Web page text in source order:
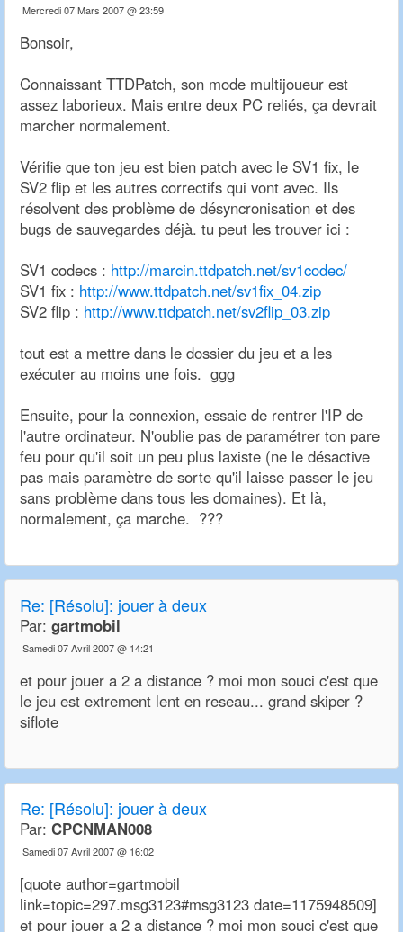
Mercredi 07 Mars 2007 @ 23:59
Bonsoir,
Connaissant TTDPatch, son mode multijoueur est
assez laborieux. Mais entre deux PC reliés, ça devrait
marcher normalement.
Vérifie que ton jeu est bien patch avec le SV1 fix, le
SV2 flip et les autres correctifs qui vont avec. Ils
résolvent des problème de désyncronisation et des
bugs de sauvegardes déjà. tu peut les trouver ici :
SV1 codecs : http://marcin.ttdpatch.net/sv1codec/
SV1 fix : http://www.ttdpatch.net/sv1fix_04.zip
SV2 flip : http://www.ttdpatch.net/sv2flip_03.zip
tout est a mettre dans le dossier du jeu et a les
exécuter au moins une fois. ggg
Ensuite, pour la connexion, essaie de rentrer l'IP de
l'autre ordinateur. N'oublie pas de paramétrer ton pare
feu pour qu'il soit un peu plus laxiste (ne le désactive
pas mais paramètre de sorte qu'il laisse passer le jeu
sans problème dans tous les domaines). Et là,
normalement, ça marche. ???
Re: [Résolu]: jouer à deux
Par: gartmobil
Samedi 07 Avril 2007 @ 14:21
et pour jouer a 2 a distance ? moi mon souci c'est que
le jeu est extrement lent en reseau... grand skiper ?
siflote
Re: [Résolu]: jouer à deux
Par: CPCNMAN008
Samedi 07 Avril 2007 @ 16:02
[quote author=gartmobil
link=topic=297.msg3123#msg3123 date=1175948509]
et pour jouer a 2 a distance ? moi mon souci c'est que